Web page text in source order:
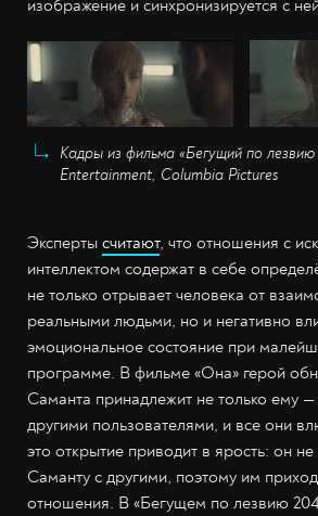
изображение и синхронизируется с
Кадры из фильма «Бегущий по
Entertainment, Columbia Pictures
Эксперты считают, что отношения с
интеллектом содержат в себе
не только отрывает человека от
реальными людьми, но и негативно
эмоциональное состояние при
программе. В фильме «Она» герой
Саманта принадлежит не только ему
другими пользователями, и все они
это открытие приводит в ярость: он не
Саманту с другими, поэтому им
отношения. В «Бегущем по лезвию